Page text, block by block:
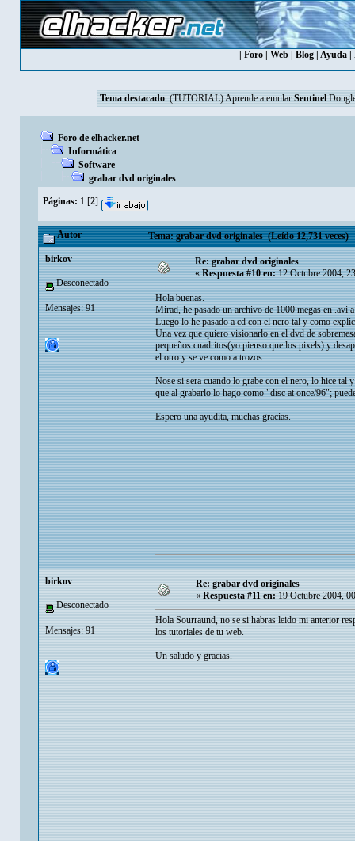
Foro Web Blog Ayuda
Tema destacado: (TUTORIAL) Aprende a emular Sentinel
Foro de elhacker.net
Informática
Software
grabar dvd originales
Páginas: 1 [2]
Autor Tema: grabar dvd originales (Leído 12,731 veces)
birkov
Desconectado
Mensajes: 91
Re: grabar dvd originales
«Respuesta #10 en:12 Octubre 2004,
Hola buenas.
Mirad, he pasado un archivo de 1000 megas en .avi
Luego lo he pasado a cd con el nero tal y como
Una vez que quiero visionarlo en el dvd de
pequeños cuadritos(yo pienso que los pixels) y
el otro y se ve como a trozos.
Nose si sera cuando lo grabe con el nero, lo hice tal
que al grabarlo lo hago como "disc at once/96";
Espero una ayudita, muchas gracias.
birkov
Desconectado
Mensajes: 91
Re: grabar dvd originales
« Respuesta #11 en: 19 Octubre 2004,
Hola Sourraund, no se si habras leido mi anterior
los tutoriales de tu web.
Un saludo y gracias.